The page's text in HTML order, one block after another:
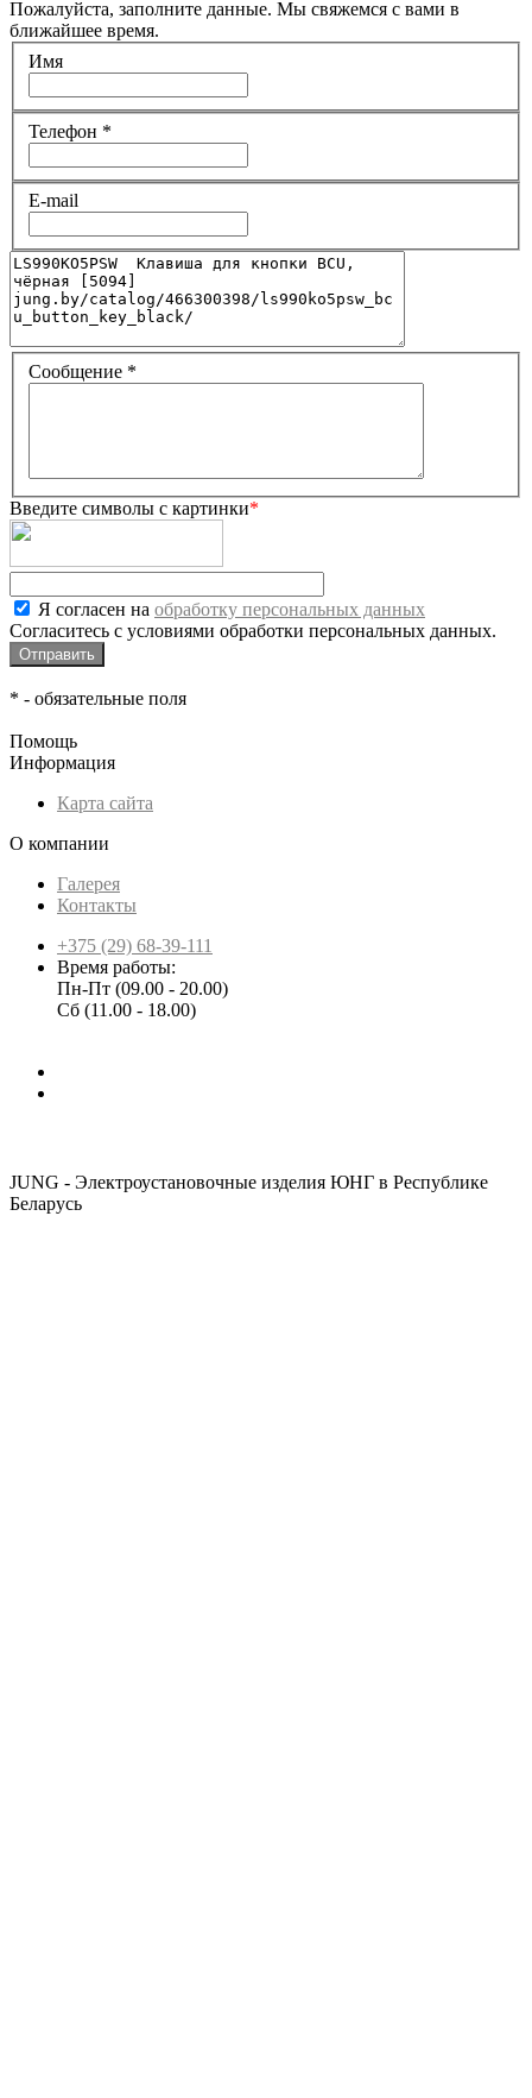
Пожалуйста, заполните данные. Мы свяжемся с вами в
ближайшее время.
Имя
Телефон *
E-mail
Сообщение *
Введите символы с картинки*
Я согласен на обработку персональных данных
Согласитесь с условиями обработки персональных данных.
* - обязательные поля
Помощь
Информация
Карта сайта
О компании
Галерея
Контакты
+375 (29) 68-39-111
Время работы:
Пн-Пт (09.00 - 20.00)
Сб (11.00 - 18.00)
JUNG - Электроустановочные изделия ЮНГ в Республике
Беларусь